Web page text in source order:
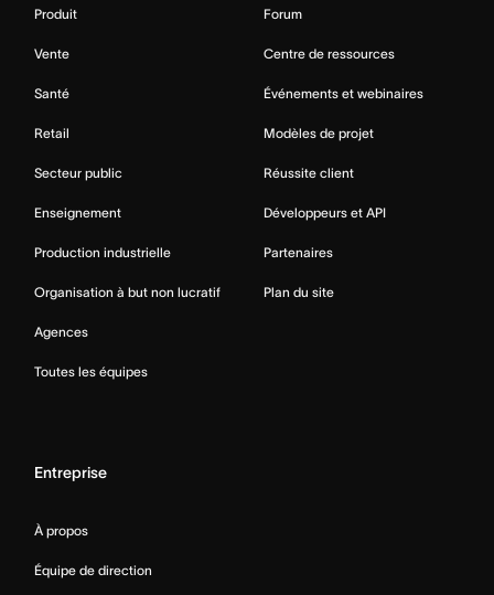
Produit
Vente
Santé
Retail
Secteur public
Enseignement
Production industrielle
Organisation à but non lucratif
Agences
Toutes les équipes
Forum
Centre de ressources
Événements et webinaires
Modèles de projet
Réussite client
Développeurs et API
Partenaires
Plan du site
Entreprise
À propos
Équipe de direction